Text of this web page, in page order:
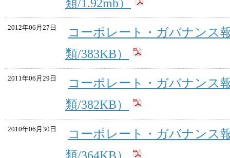
類/1.92mb）
2012年06月27日
コーポレート・ガバナンス
類/383KB）
2011年06月29日
コーポレート・ガバナンス
類/382KB）
2010年06月30日
コーポレート・ガバナンス